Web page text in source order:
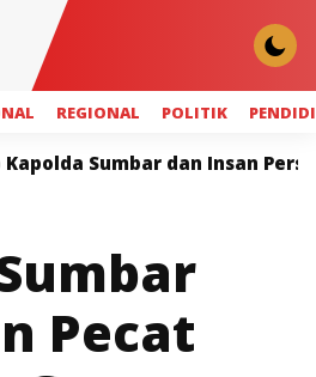
REGIONAL POLITIK
dan Insan Pers Perkuat
Pecat